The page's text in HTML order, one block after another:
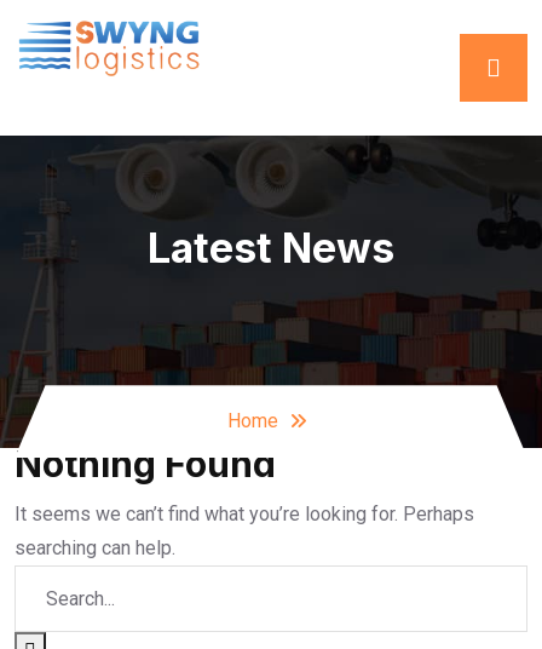
Latest News
Home
Nothing Found
It seems we can’t find what you’re looking for. Perhaps
searching can help.